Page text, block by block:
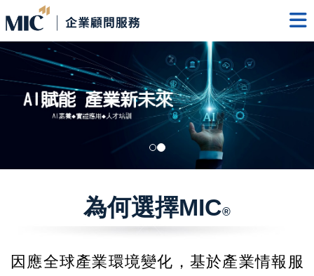
為何選擇MIC®
因應全球產業環境變化，基於產業情報服